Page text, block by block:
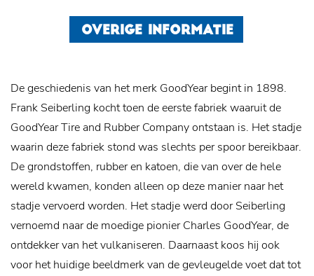
OVERIGE INFORMATIE
De geschiedenis van het merk GoodYear begint in 1898.
Frank Seiberling kocht toen de eerste fabriek waaruit de
GoodYear Tire and Rubber Company ontstaan is. Het stadje
waarin deze fabriek stond was slechts per spoor bereikbaar.
De grondstoffen, rubber en katoen, die van over de hele
wereld kwamen, konden alleen op deze manier naar het
stadje vervoerd worden. Het stadje werd door Seiberling
vernoemd naar de moedige pionier Charles GoodYear, de
ontdekker van het vulkaniseren. Daarnaast koos hij ook
voor het huidige beeldmerk van de gevleugelde voet dat tot